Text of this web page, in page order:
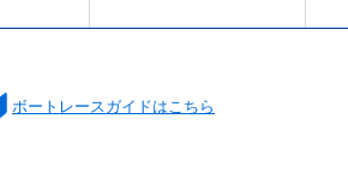
ボートレースガイドはこちら